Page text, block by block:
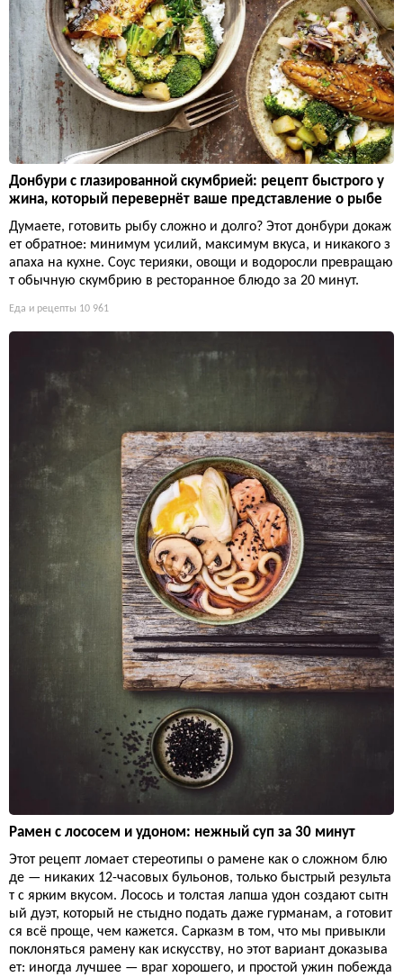
Донбури с глазированной скумбрией: рецепт быстрого у
жина, который перевернёт ваше представление о рыбе
Думаете, готовить рыбу сложно и долго? Этот донбури докаж
ет обратное: минимум усилий, максимум вкуса, и никакого з
апаха на кухне. Соус терияки, овощи и водоросли превращаю
т обычную скумбрию в ресторанное блюдо за 20 минут.
Еда и рецепты 10 961
Рамен с лососем и удоном: нежный суп за 30 минут
Этот рецепт ломает стереотипы о рамене как о сложном блю
де — никаких 12-часовых бульонов, только быстрый результа
т с ярким вкусом. Лосось и толстая лапша удон создают сытн
ый дуэт, который не стыдно подать даже гурманам, а готовит
ся всё проще, чем кажется. Сарказм в том, что мы привыкли
поклоняться рамену как искусству, но этот вариант доказыва
ет: иногда лучшее — враг хорошего, и простой ужин побежда